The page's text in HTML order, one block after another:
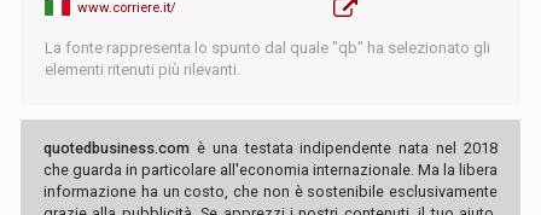
www.corriere.it/
La fonte rappresenta lo spunto dal quale "qb" ha selezionato gli
elementi ritenuti più rilevanti.
quotedbusiness.com è una testata indipendente nata nel 2018
che guarda in particolare all'economia internazionale. Ma la libera
informazione ha un costo, che non è sostenibile esclusivamente